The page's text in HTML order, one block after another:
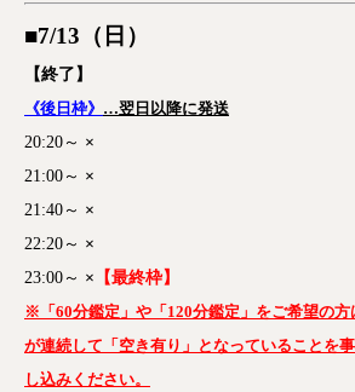
■7/13（日 ）
【終了】
《後日枠》 …翌日以降に発送
20:20～ ×
21:00～ ×
21:40～ ×
22:20～ ×
23:00～ × 【最終枠】
※「60分鑑定」や「120分鑑定」をご希望の方
が連続して「空き有り」となっていることを
し込みください。